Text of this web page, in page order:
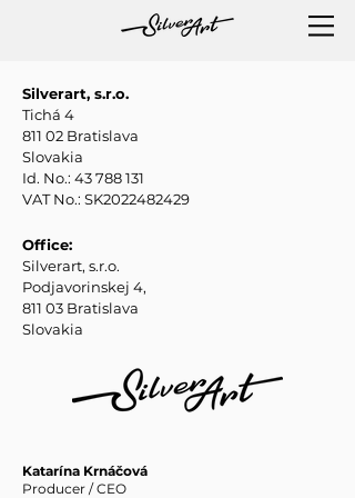
Silverart, s.r.o.
Tichá 4
811 02 Bratislava
Slovakia
Id. No.: 43 788 131
VAT No.: SK2022482429
Office:
Silverart, s.r.o.
Podjavorinskej 4,
811 03 Bratislava
Slovakia
Katarína Krnáčová
Producer / CEO